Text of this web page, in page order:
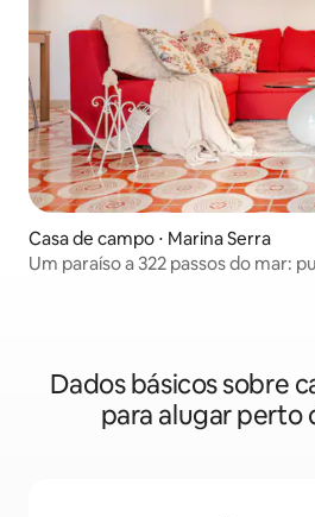
Casa de campo ⋅ Marina Serra
Um paraíso a 322 passos do mar:
Dados básicos sobre
para alugar perto